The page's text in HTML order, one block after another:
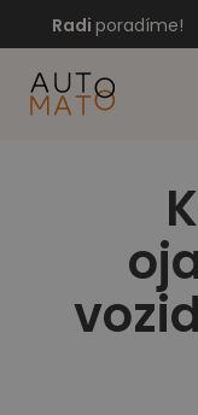
Radi poradíme!